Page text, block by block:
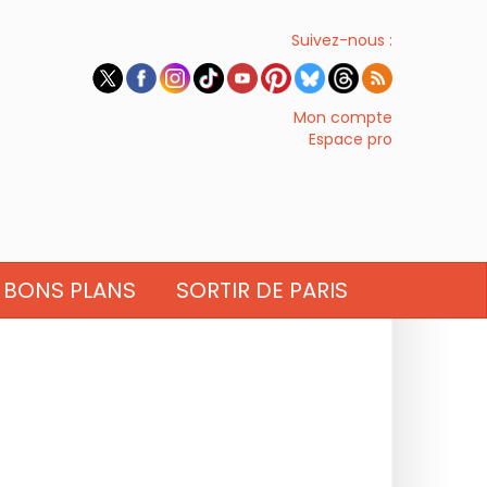
Suivez-nous :
Mon compte
Espace pro
BONS PLANS SORTIR DE PARIS